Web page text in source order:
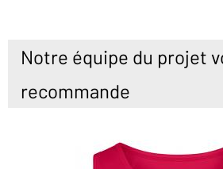
Notre équipe du projet
recommande